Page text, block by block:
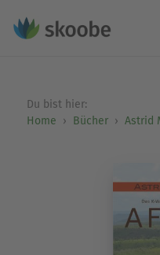
Du bist hier:
Home
Bücher Astrid